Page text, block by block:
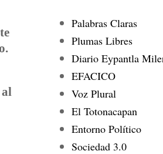
al
Palabras Claras
Plumas Libres
Diario Eypantla
EFACICO
Voz Plural
El Totonacapan
Entorno Político
Sociedad 3.0